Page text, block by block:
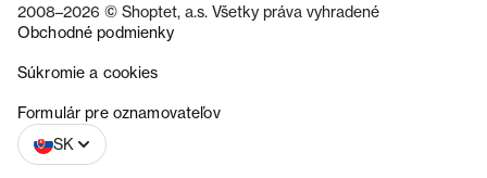
2008–2026 © Shoptet, a.s. Všetky práva vyhradené
Obchodné podmienky
Súkromie a cookies
Formulár pre oznamovateľov
SK